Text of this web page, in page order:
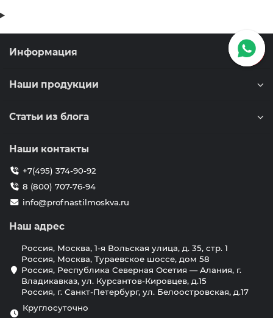
Информация
Наши продукции
Статьи из блога
Наши контакты
+7(495) 374-90-92
8 (800) 707-76-94
info@profnastilmoskva.ru
Наш адрес
Россия, Москва, 1-я Вольская улица, д. 35, стр. 1
Россия, Москва, Тураевское шоссе, дом 58
Россия, Республика Северная Осетия — Алания, г.
Владикавказ, ул. Курсантов-Кировцев, д.15
Россия, г. Санкт-Петербург, ул. Белоостровская, д.17
Круглосуточно